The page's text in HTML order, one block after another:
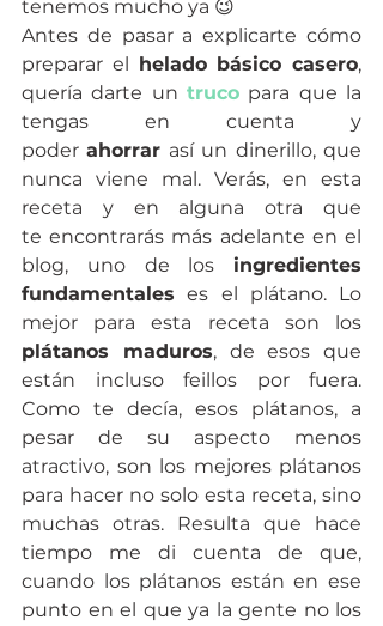
tenemos mucho ya 😉
Antes de pasar a explicarte cómo
preparar el
helado básico casero,
quería darte un truco para que la
tengas en cuenta y
poder ahorrar así un dinerillo, que
nunca viene mal. Verás, en esta
receta y en alguna otra que
te encontrarás más adelante en el
blog, uno de los ingredientes
fundamentales es el plátano. Lo
plátanos maduros, de esos que
están incluso feillos por fuera.
Como te decía, esos plátanos, a
pesar de su aspecto menos
atractivo, son los mejores plátanos
para hacer no solo esta receta, sino
muchas otras. Resulta que hace
tiempo me di cuenta de que,
cuando los plátanos están en ese
punto en el que ya la gente no los